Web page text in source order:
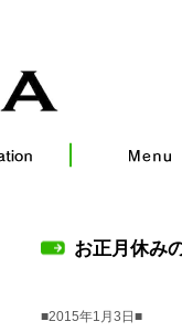
お正月休み
■2015年1月3日■